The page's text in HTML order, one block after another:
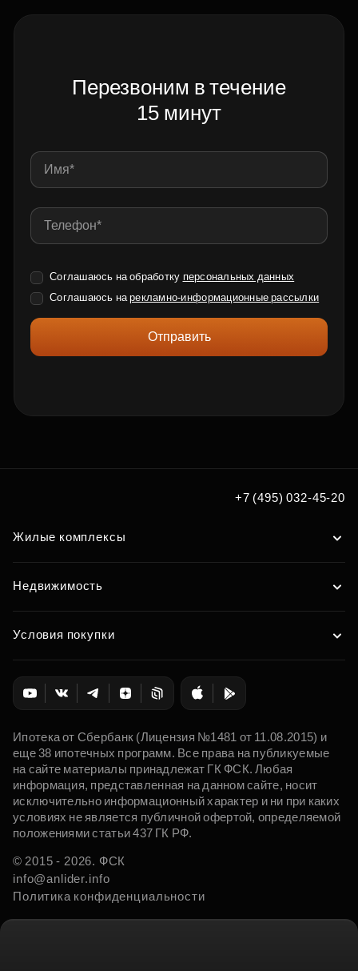
Перезвоним в течение
15 минут
Соглашаюсь на обработку персональных данных
Соглашаюсь нарекламно-информационные рассылки
Отправить
+7 (495) 032-45-20
Жилые комплексы
Недвижимость
Условия покупки
Ипотека от Сбербанк (Лицензия №1481 от 11.08.2015) и
еще 38 ипотечных программ. Все права на публикуемые
на сайте материалы принадлежат ГК ФСК. Любая
информация, представленная на данном сайте, носит
исключительно информационный характер и ни при каких
условиях не является публичной офертой, определяемой
положениями статьи 437 ГК РФ.
© 2015 - 2026. ФСК
info@anlider.info
Политика конфиденциальности